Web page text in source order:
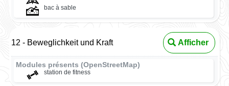
bac à sable
12 - Beweglichkeit und Kraft Afficher
Modules présents (OpenStreetMap)
station de fitness